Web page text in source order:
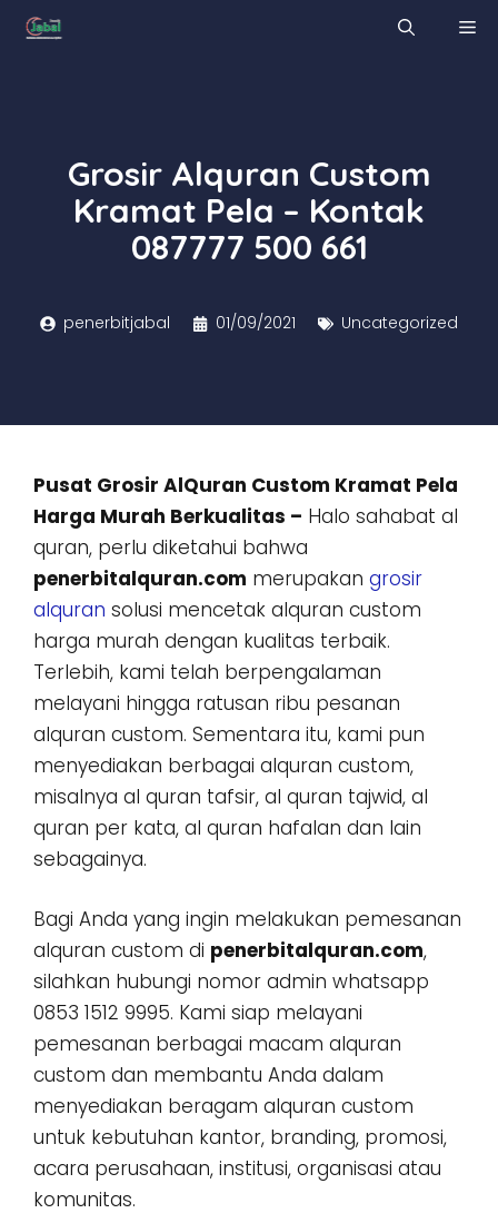
Skip
Grosir Alquran Custom
Kramat Pela – Kontak
087777 500 661
penerbitjabal 01/09/2021 Uncategorized
Pusat Grosir AlQuran Custom Kramat Pela
Harga Murah Berkualitas – Halo sahabat al
quran, perlu diketahui bahwa
penerbitalquran.com merupakan grosir
alquran solusi mencetak alquran custom
harga murah dengan kualitas terbaik.
Terlebih, kami telah berpengalaman
melayani hingga ratusan ribu pesanan
alquran custom. Sementara itu, kami pun
menyediakan berbagai alquran custom,
misalnya al quran tafsir, al quran tajwid, al
quran per kata, al quran hafalan dan lain
sebagainya.
Bagi Anda yang ingin melakukan pemesanan
alquran custom di penerbitalquran.com,
silahkan hubungi nomor admin whatsapp
0853 1512 9995. Kami siap melayani
pemesanan berbagai macam alquran
custom dan membantu Anda dalam
menyediakan beragam alquran custom
untuk kebutuhan kantor, branding, promosi,
acara perusahaan, institusi, organisasi atau
komunitas.